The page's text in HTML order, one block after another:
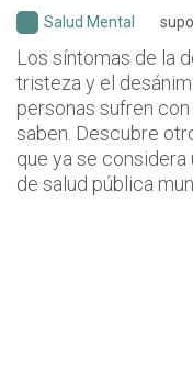
Salud Mental
Los síntomas de la
tristeza y el
personas sufren
saben. Descubre
que ya se
de salud pública